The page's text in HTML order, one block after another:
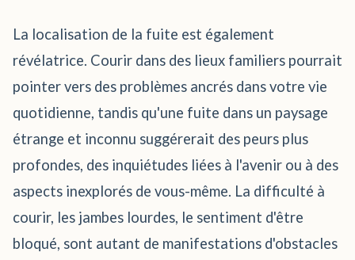
La localisation de la fuite est également
révélatrice. Courir dans des lieux familiers pourrait
pointer vers des problèmes ancrés dans votre vie
quotidienne, tandis qu'une fuite dans un paysage
étrange et inconnu suggérerait des peurs plus
profondes, des inquiétudes liées à l'avenir ou à des
aspects inexplorés de vous-même. La difficulté à
courir, les jambes lourdes, le sentiment d'être
bloqué, sont autant de manifestations d'obstacles